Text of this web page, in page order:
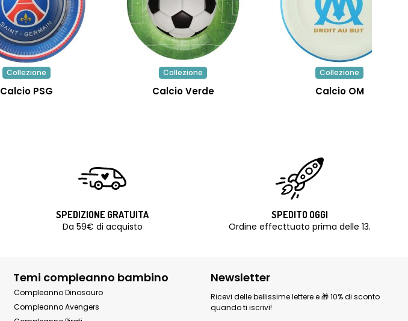
Collezione
Calcio PSG
Collezione
Calcio Verde
Collezione
Calcio OM
SPEDIZIONE GRATUITA
Da 59€ di acquisto
SPEDITO OGGI
Ordine effecttuato prima delle 13.
Temi compleanno bambino
Compleanno Dinosauro
Compleanno Avengers
Newsletter
Ricevi delle bellissime lettere e 🎁 10% di sconto
quando ti iscrivi!